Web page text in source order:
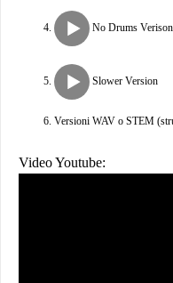
No Drums Verison
Slower Version
Versioni WAV o STEM
Video Youtube: